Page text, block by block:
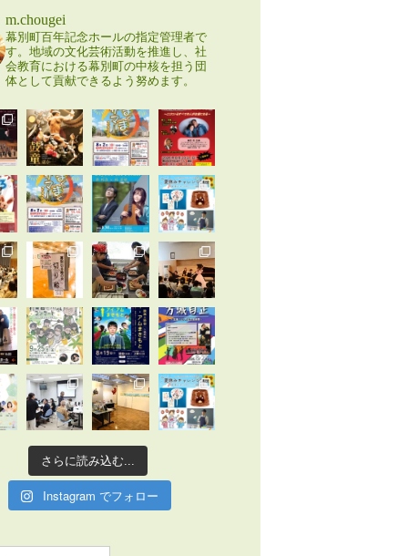
m.chougei
幕別町百年記念ホールの指定管理者で
す。地域の文化芸術活動を推進し、社
会教育における幕別町の中核を担う団
体として貢献できるよう努めます。
さらに読み込む...
Instagram でフォロー